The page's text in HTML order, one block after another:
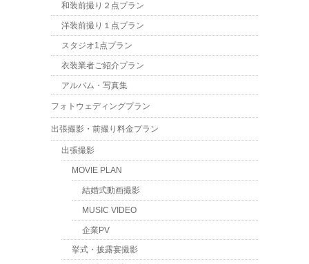
和装前撮り２点プラン
洋装前撮り１点プラン
スタジオ1点プラン
衣装業者ご紹介プラン
アルバム・写真集
フォトウェディングプラン
出張撮影・前撮り料金プラン
出張撮影
MOVIE PLAN
結婚式動画撮影
MUSIC VIDEO
企業PV
挙式・披露宴撮影